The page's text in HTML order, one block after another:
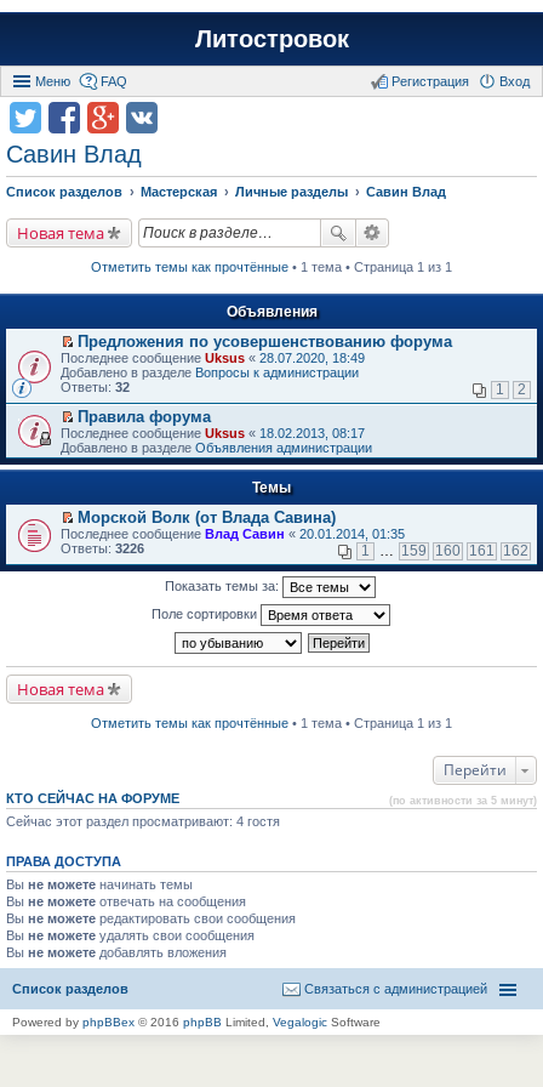
Литостровок
Меню FAQ Вход
Регистрация
Савин Влад
Список разделов Мастерская Личные разделы Савин Влад
Новая тема
Отметить темы как прочтённые • 1 тема • Страница 1 из 1
Объявления
П
е
р
й
т
и
к
п
в
о
м
у
н
т
а
н
о
о
б
н
ю
Предложения по усовершенствованию форума
Последнее сообщение Uksus « 28.07.2020, 18:49
Добавлено в разделе Вопросы к администрации
Ответы: 32 1 2
П
е
р
е
т
и
к
п
р
п
р
о
н
о
м
о
о
щ
е
н
и
ю
Правила форума
Последнее сообщение Uksus « 18.02.2013, 08:17
Добавлено в разделе Объявления администрации
Темы
П
е
е
р
в
о
р
о
ч
а
н
н
о
м
у
с
о
б
щ
е
н
Морской Волк (от Влада Савина)
Последнее сообщение Влад Савин « 20.01.2014, 01:35
Ответы: 3226 1 … 159 160 161 162
Показать темы за:
Поле сортировки
Новая тема
Отметить темы как прочтённые • 1 тема • Страница 1 из 1
Перейти
КТО СЕЙЧАС НА ФОРУМЕ (по активности за 5 минут)
Сейчас этот раздел просматривают: 4 гостя
ПРАВА ДОСТУПА
Вы не можете начинать темы
Вы не можете отвечать на сообщения
Вы не можете редактировать свои сообщения
Вы не можете удалять свои сообщения
Вы не можете добавлять вложения
Список разделов Связаться с администрацией
Powered by phpBBex © 2016 phpBB Limited, Vegalogic Software